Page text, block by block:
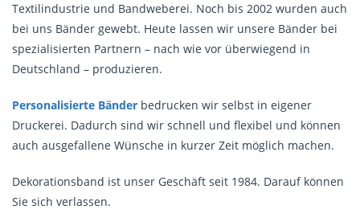
Textilindustrie und Bandweberei. Noch bis 2002 wurden auch
bei uns Bänder gewebt. Heute lassen wir unsere Bänder bei
spezialisierten Partnern – nach wie vor überwiegend in
Deutschland – produzieren.
Personalisierte Bänder bedrucken wir selbst in eigener
Druckerei. Dadurch sind wir schnell und flexibel und können
auch ausgefallene Wünsche in kurzer Zeit möglich machen.
Dekorationsband ist unser Geschäft seit 1984. Darauf können
Sie sich verlassen.